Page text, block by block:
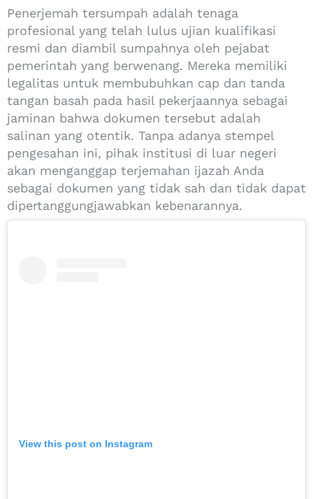
Penerjemah tersumpah adalah tenaga
profesional yang telah lulus ujian kualifikasi
resmi dan diambil sumpahnya oleh pejabat
pemerintah yang berwenang. Mereka memiliki
legalitas untuk membubuhkan cap dan tanda
tangan basah pada hasil pekerjaannya sebagai
jaminan bahwa dokumen tersebut adalah
salinan yang otentik. Tanpa adanya stempel
pengesahan ini, pihak institusi di luar negeri
akan menganggap terjemahan ijazah Anda
sebagai dokumen yang tidak sah dan tidak dapat
dipertanggungjawabkan kebenarannya.
View this post on Instagram